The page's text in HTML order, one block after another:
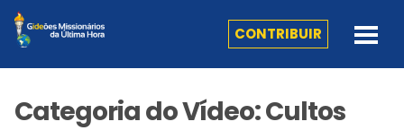
CONTRIBUIR
Categoria do Vídeo:Cultos